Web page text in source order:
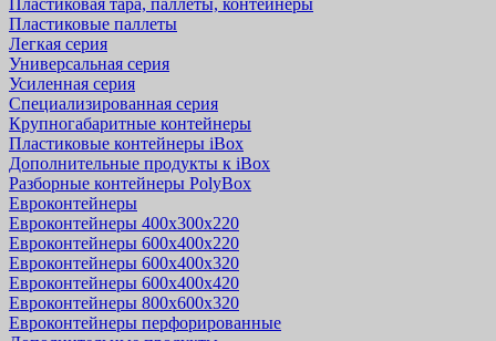
Пластиковая тара, паллеты, контейнеры
Пластиковые паллеты
Легкая серия
Универсальная серия
Усиленная серия
Специализированная серия
Крупногабаритные контейнеры
Пластиковые контейнеры iBox
Дополнительные продукты к iBox
Разборные контейнеры PolyBox
Евроконтейнеры
Евроконтейнеры 400х300х220
Евроконтейнеры 600х400х220
Евроконтейнеры 600х400х320
Евроконтейнеры 600х400х420
Евроконтейнеры 800х600х320
Евроконтейнеры перфорированные